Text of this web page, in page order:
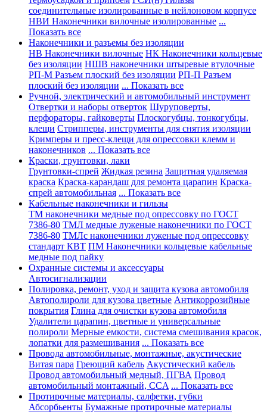
соединительные изолированные в нейлоновом корпусе
НВИ Наконечники вилочные изолированные ...
Показать все
Наконечники и разъемы без изоляции
НВ Наконечники вилочные НК Наконечники кольцевые
без изоляции НШВ наконечники штыревые втулочные
РП-М Разъем плоский без изоляции РП-П Разъем
плоский без изоляции ... Показать все
Ручной, электрический и автомобильный инструмент
Отвертки и наборы отверток Шуруповерты,
перфораторы, гайковерты Плоскогубцы, тонкогубцы,
клещи Стрипперы, инструменты для снятия изоляции
Кримперы и пресс-клещи для опрессовки клемм и
наконечников ... Показать все
Краски, грунтовки, лаки
Грунтовки-спрей Жидкая резина Защитная удаляемая
краска Краска-карандаш для ремонта царапин Краска-
спрей автомобильная ... Показать все
Кабельные наконечники и гильзы
ТМ наконечники медные под опрессовку по ГОСТ
7386-80 ТМЛ медные луженые наконечники по ГОСТ
7386-80 ТМЛс наконечники луженые под опрессовку
стандарт КВТ ПМ Наконечники кольцевые кабельные
медные под пайку
Охранные системы и аксессуары
Автосигнализации
Полировка, ремонт, уход и защита кузова автомобиля
Автополироли для кузова цветные Антикоррозийные
покрытия Глина для очистки кузова автомобиля
Удалители царапин, цветные и универсальные
полироли Мерные емкости, система смешивания красок,
лопатки для размешивания ... Показать все
Провода автомобильные, монтажные, акустические
Витая пара Греющий кабель Акустический кабель
Провод автомобильный медный, ПГВА Провод
автомобильный монтажный, CCA ... Показать все
Протирочные материалы, салфетки, губки
Абсорбьенты Бумажные протирочные материалы